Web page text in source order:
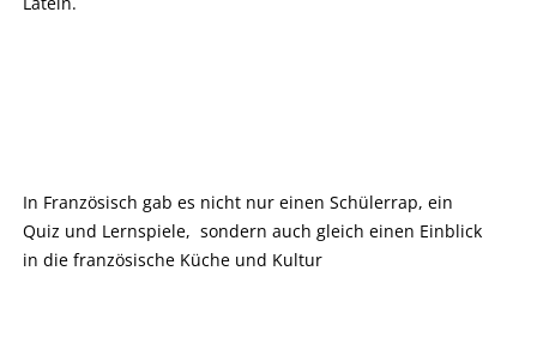
In Französisch gab es nicht nur einen Schülerrap, ein
Quiz und Lernspiele, sondern auch gleich einen Einblick
in die französische Küche und Kultur